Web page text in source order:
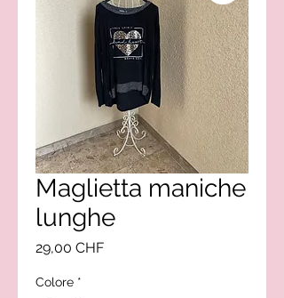
Maglietta maniche
lunghe
29,00 CHFPrezzo
Colore *